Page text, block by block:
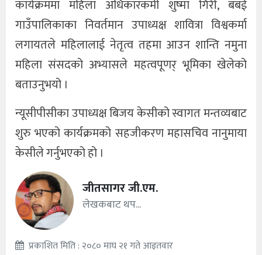
कार्यक्रममा महिला अधिकारकर्मी शुष्मा गिरी, बबई
गाउँपालिकाका निवर्तमान उपाध्यक्ष शावित्रा विश्वकर्मा
लगायतले महिलालाई नेतृत्व तहमा आउन शान्ति नमुना
महिला संसदको अभ्यासले महत्वपूणर् भूमिका खेलेको
बताउनुभयो ।
न्यूसीपीसीका उपाध्यक्ष बिजय केसीको स्वागत मन्तव्यबाट
शुरु भएको कार्यक्रमको सहजीकरण महासचिव नानुमाया
केसीले गर्नुभएको हो ।
जीतसागर जी.एम.
लेखकबाट थप...
प्रकाशित मिति : २०८० माघ २१ गते आइतवार